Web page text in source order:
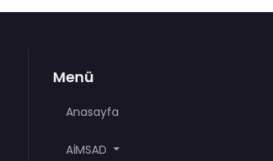
Menü
Anasayfa
AİMSAD